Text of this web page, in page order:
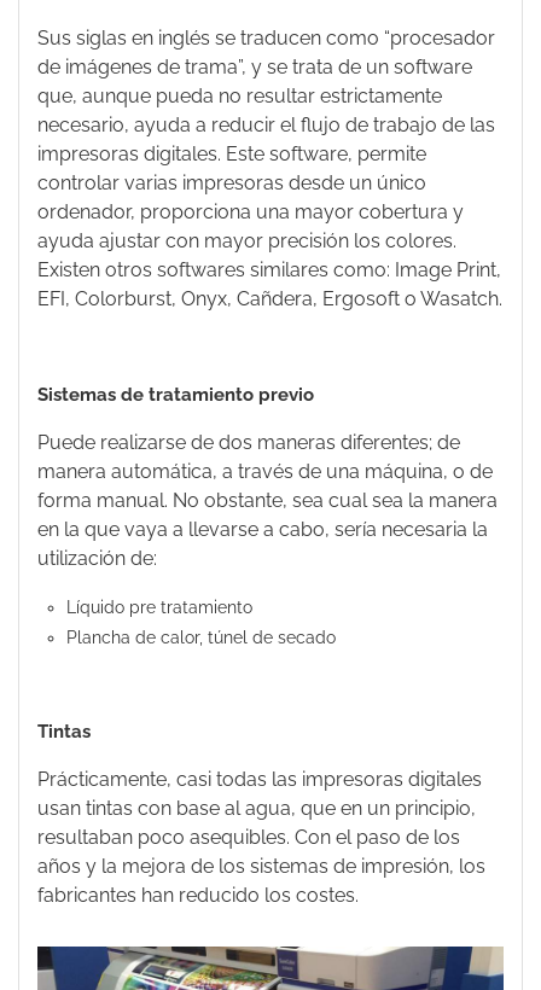
Sus siglas en inglés se traducen como “procesador
de imágenes de trama”, y se trata de un software
que, aunque pueda no resultar estrictamente
necesario, ayuda a reducir el flujo de trabajo de las
impresoras digitales. Este software, permite
controlar varias impresoras desde un único
ordenador, proporciona una mayor cobertura y
ayuda ajustar con mayor precisión los colores.
Existen otros softwares similares como: Image Print,
EFI, Colorburst, Onyx, Cañdera, Ergosoft o Wasatch.
Sistemas de tratamiento previo
Puede realizarse de dos maneras diferentes; de
manera automática, a través de una máquina, o de
forma manual. No obstante, sea cual sea la manera
en la que vaya a llevarse a cabo, sería necesaria la
utilización de:
Líquido pre tratamiento
Plancha de calor, túnel de secado
Tintas
Prácticamente, casi todas las impresoras digitales
usan tintas con base al agua, que en un principio,
resultaban poco asequibles. Con el paso de los
años y la mejora de los sistemas de impresión, los
fabricantes han reducido los costes.